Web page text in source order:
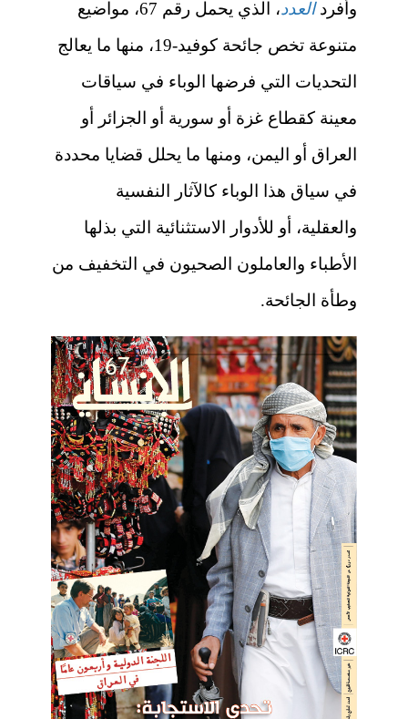
وأفردالعدد
، الذي يحمل رقم 67، مواضيع
متنوعة تخص جائحة كوفيد-19، منها ما يعالج
التحديات التي فرضها الوباء في سياقات
معينة كقطاع غزة أو سورية أو الجزائر أو
العراق أو اليمن، ومنها ما يحلل قضايا محددة
في سياق هذا الوباء كالآثار النفسية
والعقلية، أو للأدوار الاستثنائية التي بذلها
الأطباء والعاملون الصحيون في التخفيف من
وطأة الجائحة.